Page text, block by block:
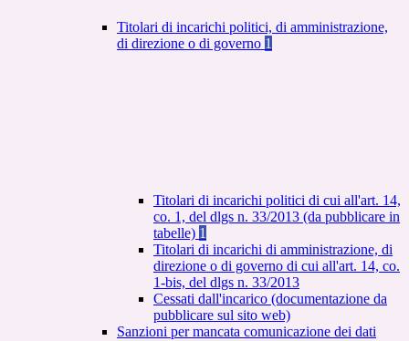
Titolari di incarichi politici, di amministrazione,
di direzione o di governo 1
Titolari di incarichi politici di cui all'art. 14,
co. 1, del dlgs n. 33/2013 (da pubblicare in
tabelle) 1
Titolari di incarichi di amministrazione, di
direzione o di governo di cui all'art. 14, co.
1-bis, del dlgs n. 33/2013
Cessati dall'incarico (documentazione da
pubblicare sul sito web)
Sanzioni per mancata comunicazione dei dati